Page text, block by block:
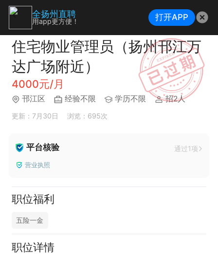
住宅物业管理员（扬州邗江万
达广场附近）
4000元/月
邗江区 经验不限 学历不限 招2人
更新：7月30日 浏览：695次
平台核验 通过1项
营业执照
职位福利
五险一金
职位详情
全扬州直聘
用app更方便！ 打开APP